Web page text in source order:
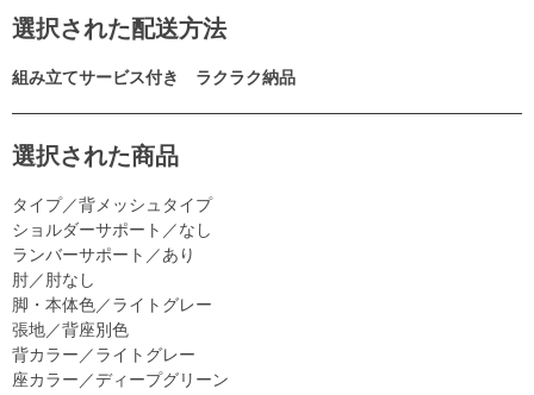
選択された配送方法
組み立てサービス付き ラクラク納品
選択された商品
タイプ／背メッシュタイプ
ショルダーサポート／なし
ランバーサポート／あり
肘／肘なし
脚・本体色／ライトグレー
張地／背座別色
背カラー／ライトグレー
座カラー／ディープグリーン